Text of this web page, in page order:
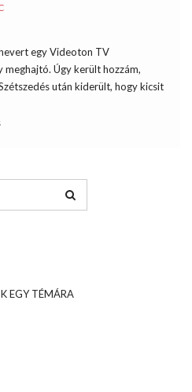
egy Videoton TV
Úgy került hozzám,
után kiderült, hogy kicsit
és sok átmozgatás […]
EGY TÉMÁRA